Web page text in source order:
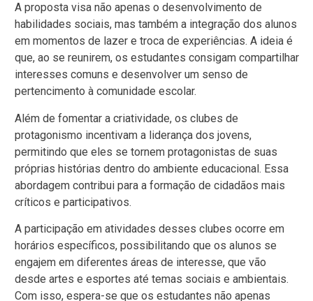
A proposta visa não apenas o desenvolvimento de
habilidades sociais, mas também a integração dos alunos
em momentos de lazer e troca de experiências. A ideia é
que, ao se reunirem, os estudantes consigam compartilhar
interesses comuns e desenvolver um senso de
pertencimento à comunidade escolar.
Além de fomentar a criatividade, os clubes de
protagonismo incentivam a liderança dos jovens,
permitindo que eles se tornem protagonistas de suas
próprias histórias dentro do ambiente educacional. Essa
abordagem contribui para a formação de cidadãos mais
críticos e participativos.
A participação em atividades desses clubes ocorre em
horários específicos, possibilitando que os alunos se
engajem em diferentes áreas de interesse, que vão
desde artes e esportes até temas sociais e ambientais.
Com isso, espera-se que os estudantes não apenas